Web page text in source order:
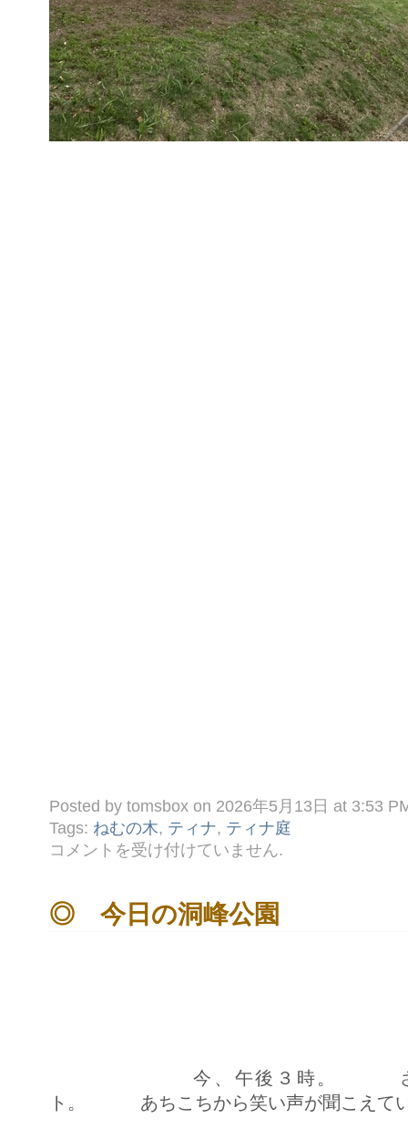
Posted by tomsbox on 2026年5月13日 at 3:53
Tags: ねむの木, ティナ, ティナ庭
♪
ね
は
コメントを受け付けていません.
◎ 今日の洞峰公園
今、午後３時。 さすが
ト。 あちこちから笑い声が聞こえて